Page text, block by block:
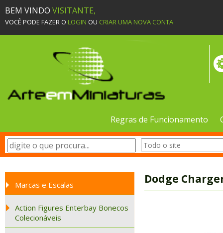
BEM VINDO VISITANTE,
VOCÊ PODE FAZER O LOGIN OU CRIAR UMA NOVA CONTA
Regras de Funcionamento
Marcas e Escalas
Action Figures Enterbay Bonecos
Colecionáveis
Dodge